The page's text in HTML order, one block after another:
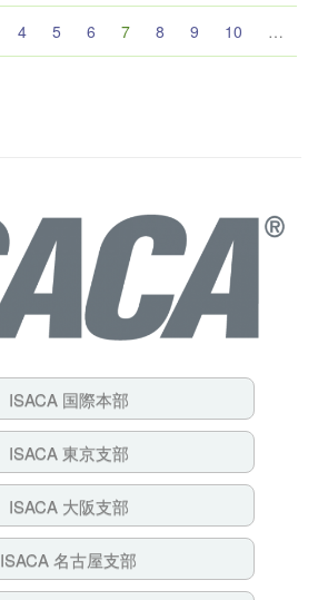
4 5 6 7（こ
の
8 9 10 …
ISACA 国際本部
ISACA 東京支部
ISACA 大阪支部
ISACA 名古屋支部